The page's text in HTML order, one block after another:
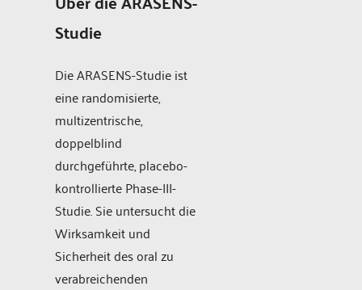
Studie
Die ARASENS-Studie ist
eine randomisierte,
multizentrische,
doppelblind
durchgeführte, placebo-
kontrollierte Phase-III-
Studie. Sie untersucht die
Wirksamkeit und
Sicherheit des oral zu
verabreichenden